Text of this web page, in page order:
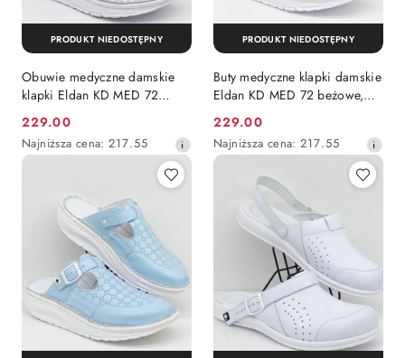
Obuwie medyczne damskie
klapki Eldan KD MED 72
białe, tęgość G
Cena
promocyjna:
229.00
Najniższa
cena
Najniższa cena: 217.55
PRODUKT NIEDOSTĘPNY
Buty medyczne klapki damskie
Eldan KD MED 72 beżowe,
tęgość G
Cena
promocyjna:
229.00
Najniższa
cena
przed
Najniższa cena: 217.55
PRODUKT NIEDOSTĘPNY